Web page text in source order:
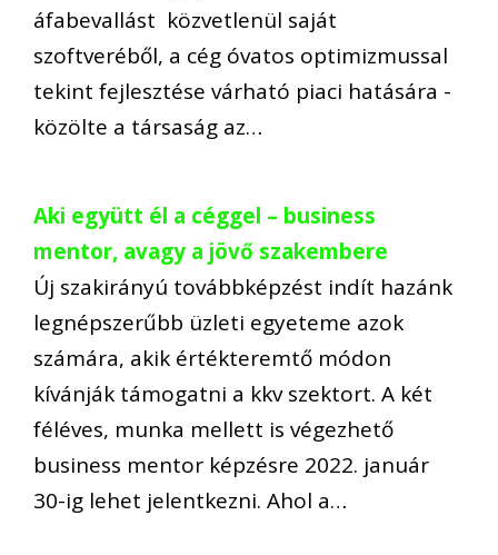
áfabevallást közvetlenül saját
szoftveréből, a cég óvatos optimizmussal
tekint fejlesztése várható piaci hatására -
közölte a társaság az…
Aki együtt él a céggel – business
mentor, avagy a jövő szakembere
Új szakirányú továbbképzést indít hazánk
legnépszerűbb üzleti egyeteme azok
számára, akik értékteremtő módon
kívánják támogatni a kkv szektort. A két
féléves, munka mellett is végezhető
business mentor képzésre 2022. január
30-ig lehet jelentkezni. Ahol a…